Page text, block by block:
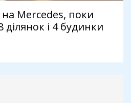
Mercedes, поки
і 4 будинки